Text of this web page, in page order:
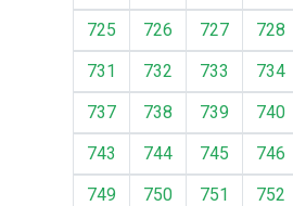
725
726 727 728
731
732 733 734
737
738 739 740
743
744 745 746
749
750 751 752